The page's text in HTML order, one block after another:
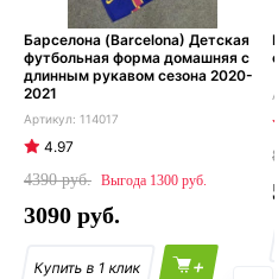
Барселона (Barcelona) Детская
футбольная форма домашняя с
длинным рукавом сезона 2020-
2021
114017
4.97
4390
1300
3090
+